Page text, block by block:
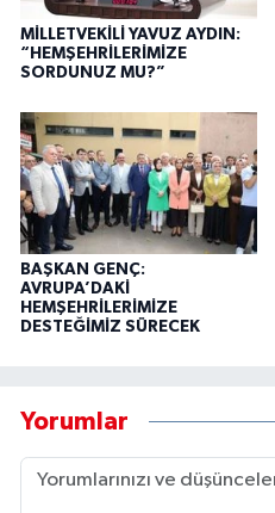
MİLLETVEKİLİ YAVUZ AYDIN:
“HEMŞEHRİLERİMİZE
SORDUNUZ MU?”
BAŞKAN GENÇ:
AVRUPA’DAKİ
HEMŞEHRİLERİMİZE
DESTEĞİMİZ SÜRECEK
Yorumlar